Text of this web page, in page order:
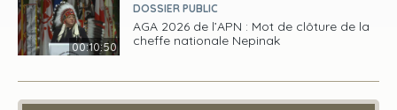
00:10:50
DOSSIER PUBLIC
AGA 2026 de l’APN : Mot de clôture de la
cheffe nationale Nepinak